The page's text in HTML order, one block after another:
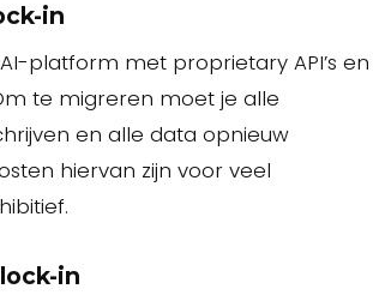
in
platform met proprietary API’s en
te migreren moet je alle
en alle data opnieuw
hiervan zijn voor veel
in